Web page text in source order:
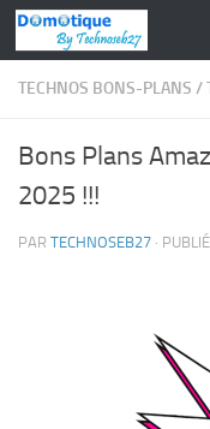
Skip to content
TECHNOS BONS-PLANS /
Bons Plans
2025 !!!
PAR TECHNOSEB27 · PUBLIÉ